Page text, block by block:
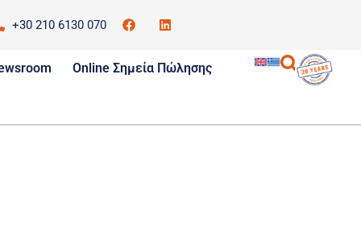
+30 210 6130 070
Online Σημεία Πώλησης